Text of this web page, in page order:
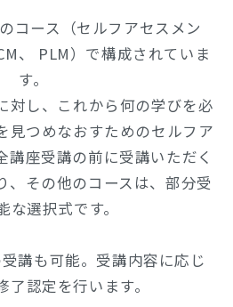
コース（セルフアセスメン
、 PLM）で構成されていま
す。
対し、これから何の学びを必
見つめなおすためのセルフア
講座受講の前に受講いただく
、その他のコースは、部分受
な選択式です。
講も可能。受講内容に応じ
了認定を行います。